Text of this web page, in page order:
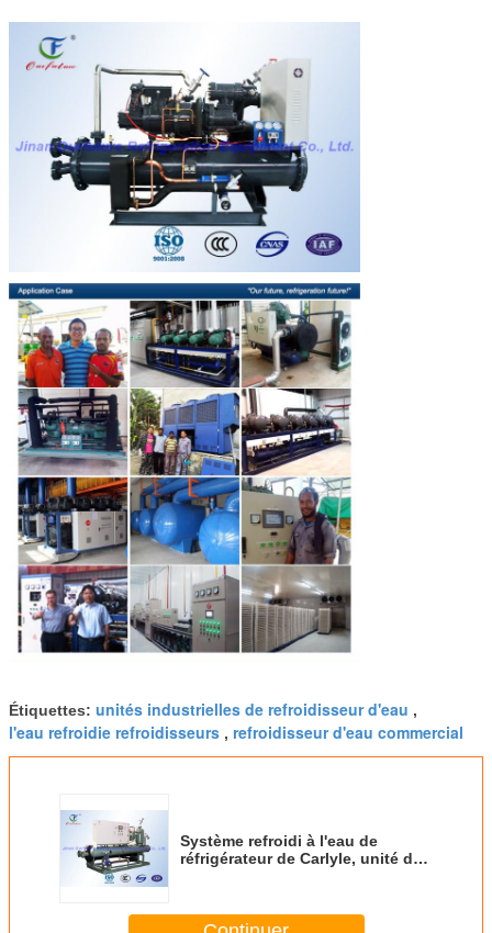
Étiquettes: unités industrielles de refroidisseur d'eau ,
l'eau refroidie refroidisseurs , refroidisseur d'eau commercial
Système refroidi à l'eau de
réfrigérateur de Carlyle, unité de